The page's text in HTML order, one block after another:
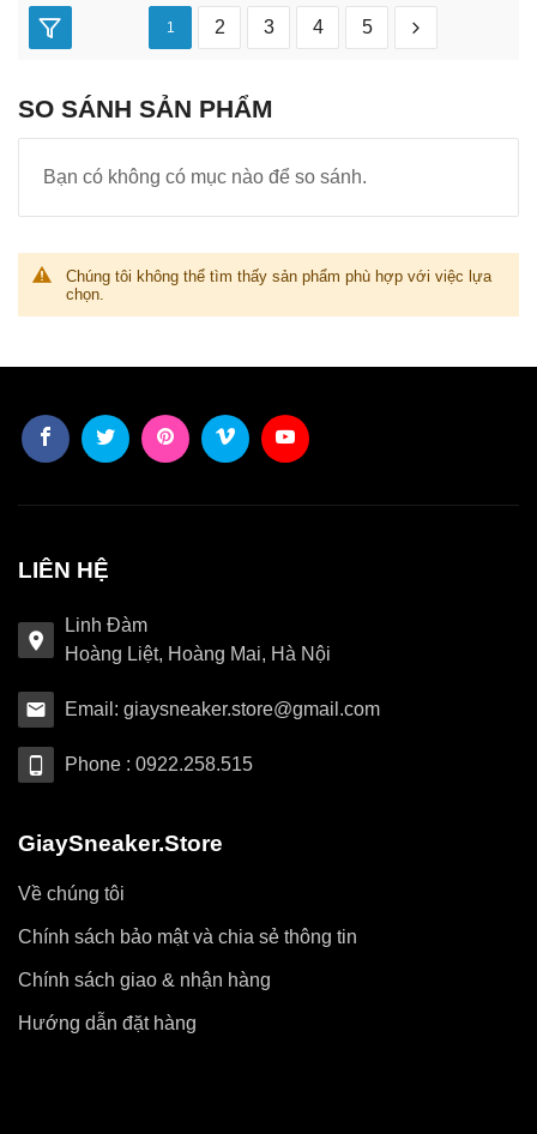
1 2 3 4 5
SO SÁNH SẢN PHẨM
Bạn có không có mục nào để so sánh.
Chúng tôi không thể tìm thấy sản phẩm phù hợp với việc lựa
chọn.
LIÊN HỆ
Linh Đàm
Hoàng Liệt, Hoàng Mai, Hà Nội
Email: giaysneaker.store@gmail.com
Phone : 0922.258.515
GiaySneaker.Store
Về chúng tôi
Chính sách bảo mật và chia sẻ thông tin
Chính sách giao & nhận hàng
Hướng dẫn đặt hàng